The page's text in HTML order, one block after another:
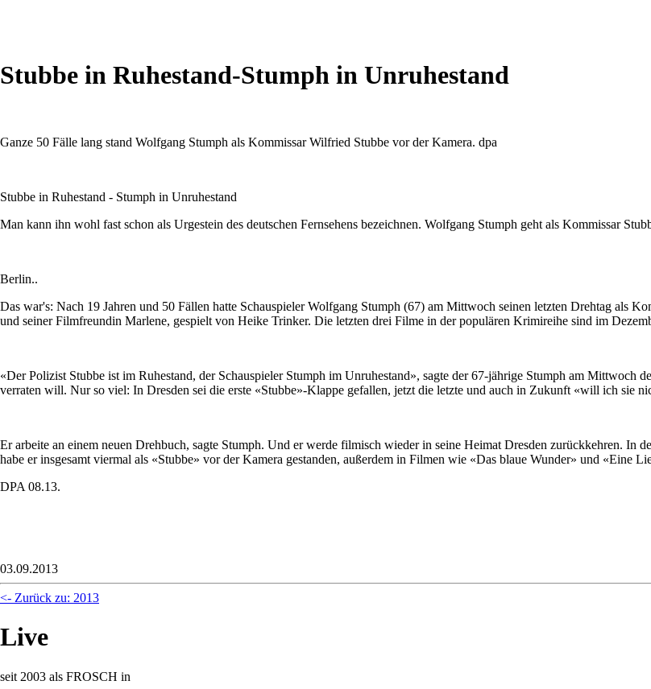
Stubbe in Ruhestand-Stumph in Unruhestand
Ganze 50 Fälle lang stand Wolfgang Stumph als Kommissar Wilfried Stubbe vor der Kamera. dpa
Stubbe in Ruhestand - Stumph in Unruhestand
Man kann ihn wohl fast schon als Urgestein des deutschen Fernsehens bezeichnen. Wolfgang Stumph geht als Kommissar
Berlin..
Das war's: Nach 19 Jahren und 50 Fällen hatte Schauspieler Wolfgang Stumph (67) am Mittwoch seinen letzten Drehtag als
und seiner Filmfreundin Marlene, gespielt von Heike Trinker. Die letzten drei Filme in der populären Krimireihe sind im
«Der Polizist Stubbe ist im Ruhestand, der Schauspieler Stumph im Unruhestand», sagte der 67-jährige Stumph am Mittwoch
verraten will. Nur so viel: In Dresden sei die erste «Stubbe»-Klappe gefallen, jetzt die letzte und auch in Zukunft «will ich sie
Er arbeite an einem neuen Drehbuch, sagte Stumph. Und er werde filmisch wieder in seine Heimat Dresden zurückkehren. In
habe er insgesamt viermal als «Stubbe» vor der Kamera gestanden, außerdem in Filmen wie «Das blaue Wunder» und «Eine
DPA 08.13.
03.09.2013
<- Zurück zu: 2013
Live
seit 2003 als FROSCH in